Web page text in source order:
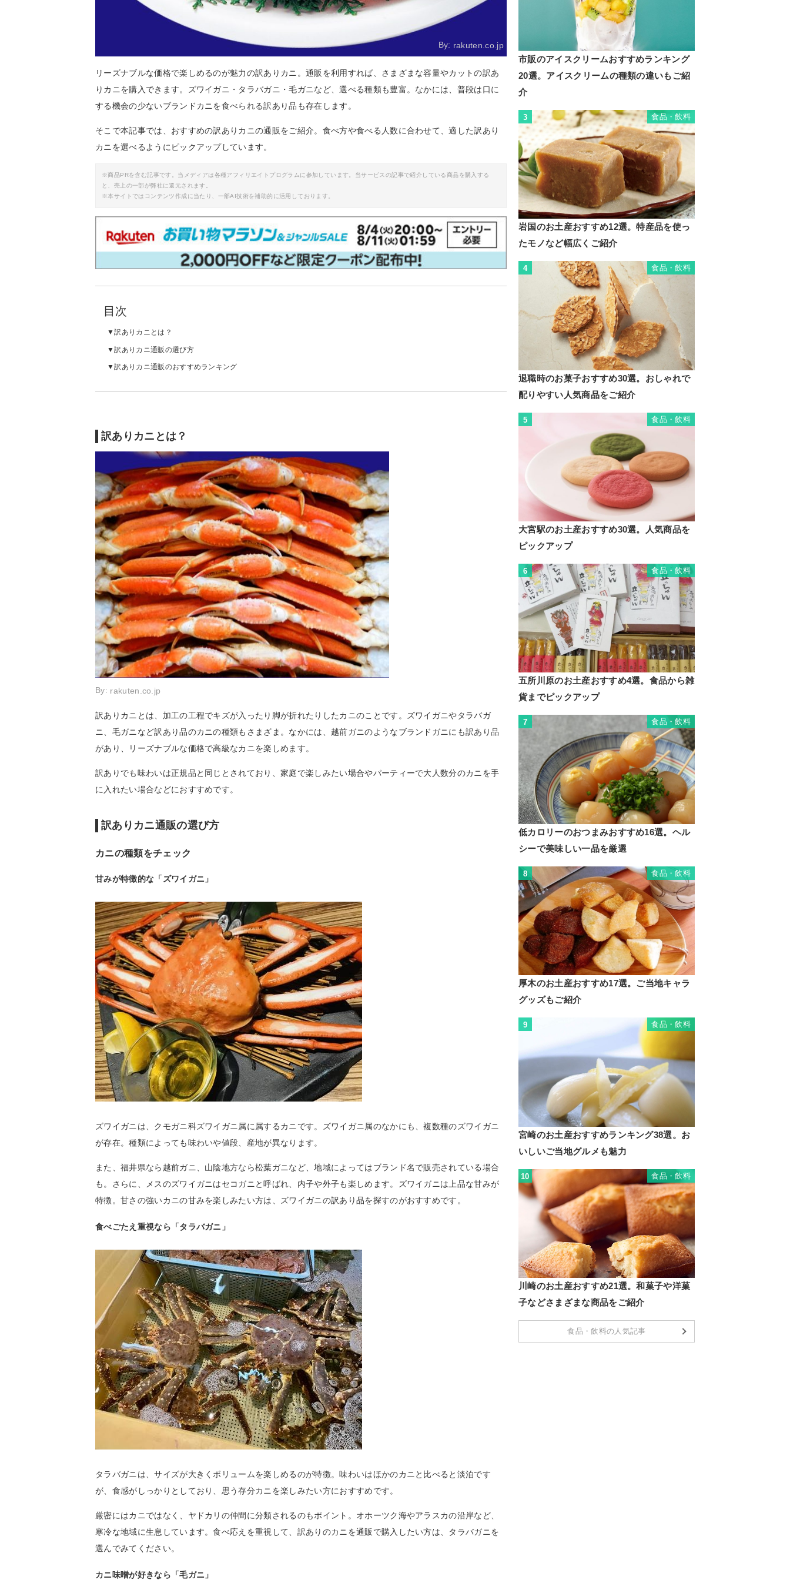
By: rakuten.co.jp
リーズナブルな価格で楽しめるのが魅力の訳ありカニ。通販を利用すれば、さまざまな容量やカットの訳あ
りカニを購入できます。ズワイガニ・タラバガニ・毛ガニなど、選べる種類も豊富。なかには、普段は口に
する機会の少ないブランドカニを食べられる訳あり品も存在します。
そこで本記事では、おすすめの訳ありカニの通販をご紹介。食べ方や食べる人数に合わせて、適した訳あり
カニを選べるようにピックアップしています。
※商品PRを含む記事です。当メディアは各種アフィリエイトプログラムに参加しています。当サービスの記事で紹介している商品を購入する
と、売上の一部が弊社に還元されます。
※本サイトではコンテンツ作成に当たり、一部AI技術を補助的に活用しております。
目次
訳ありカニとは？
訳ありカニ通販の選び方
訳ありカニ通販のおすすめランキング
訳ありカニとは？
By: rakuten.co.jp
訳ありカニとは、加工の工程でキズが入ったり脚が折れたりしたカニのことです。ズワイガニやタラバガ
ニ、毛ガニなど訳あり品のカニの種類もさまざま。なかには、越前ガニのようなブランドガニにも訳あり品
があり、リーズナブルな価格で高級なカニを楽しめます。
訳ありでも味わいは正規品と同じとされており、家庭で楽しみたい場合やパーティーで大人数分のカニを手
に入れたい場合などにおすすめです。
訳ありカニ通販の選び方
カニの種類をチェック
甘みが特徴的な「ズワイガニ」
ズワイガニは、クモガニ科ズワイガニ属に属するカニです。ズワイガニ属のなかにも、複数種のズワイガニ
が存在。種類によっても味わいや値段、産地が異なります。
また、福井県なら越前ガニ、山陰地方なら松葉ガニなど、地域によってはブランド名で販売されている場合
も。さらに、メスのズワイガニはセコガニと呼ばれ、内子や外子も楽しめます。ズワイガニは上品な甘みが
特徴。甘さの強いカニの甘みを楽しみたい方は、ズワイガニの訳あり品を探すのがおすすめです。
食べごたえ重視なら「タラバガニ」
タラバガニは、サイズが大きくボリュームを楽しめるのが特徴。味わいはほかのカニと比べると淡泊です
が、食感がしっかりとしており、思う存分カニを楽しみたい方におすすめです。
厳密にはカニではなく、ヤドカリの仲間に分類されるのもポイント。オホーツク海やアラスカの沿岸など、
寒冷な地域に生息しています。食べ応えを重視して、訳ありのカニを通販で購入したい方は、タラバガニを
選んでみてください。
カニ味噌が好きなら「毛ガニ」
市販のアイスクリームおすすめランキング
20選。アイスクリームの種類の違いもご紹
介
3 食品・飲料
岩国のお土産おすすめ12選。特産品を使っ
たモノなど幅広くご紹介
4 食品・飲料
退職時のお菓子おすすめ30選。おしゃれで
配りやすい人気商品をご紹介
5 食品・飲料
大宮駅のお土産おすすめ30選。人気商品を
ピックアップ
6 食品・飲料
五所川原のお土産おすすめ4選。食品から雑
貨までピックアップ
7 食品・飲料
低カロリーのおつまみおすすめ16選。ヘル
シーで美味しい一品を厳選
8 食品・飲料
厚木のお土産おすすめ17選。ご当地キャラ
グッズもご紹介
9 食品・飲料
宮崎のお土産おすすめランキング38選。お
いしいご当地グルメも魅力
10 食品・飲料
川崎のお土産おすすめ21選。和菓子や洋菓
子などさまざまな商品をご紹介
食品・飲料の人気記事